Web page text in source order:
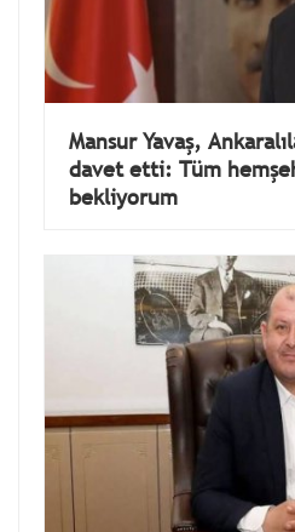
Mansur Yavaş,
davet etti: Tüm
bekliyorum